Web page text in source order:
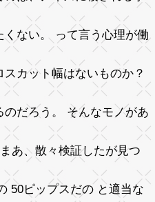
ない。 って言う心理が働
カット幅はないものか？
だろう。 そんなモノがあ
あ、散々検証したが見つ
50ピップスだの と適当な